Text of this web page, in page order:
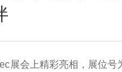
展会上精彩亮相，展位号